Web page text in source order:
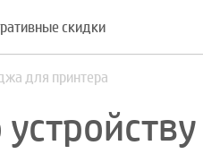
скидки
для принтера